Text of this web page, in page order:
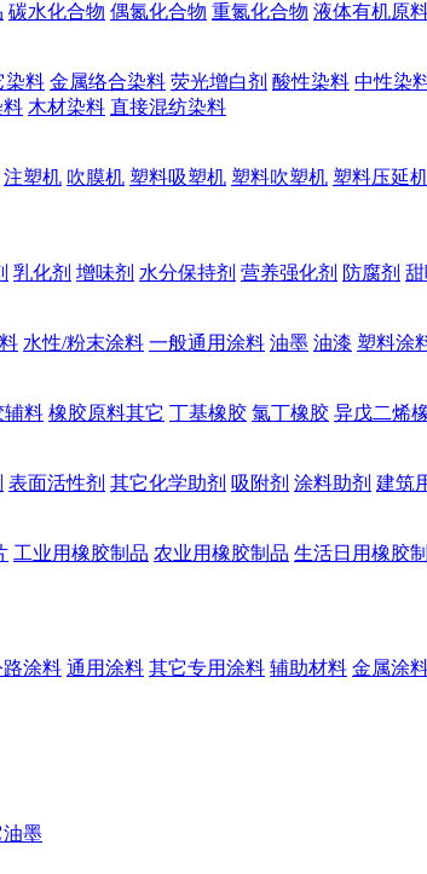
碳水化合物 偶氮化合物 重氮化合物 液体有机原
染料 金属络合染料 荧光增白剂 酸性染料 中性染
料 木材染料 直接混纺染料
注塑机 吹膜机 塑料吸塑机 塑料吹塑机 塑料压延
乳化剂 增味剂 水分保持剂 营养强化剂 防腐剂 甜
水性/粉末涂料 一般通用涂料 油墨 油漆 塑料涂
辅料 橡胶原料其它 丁基橡胶 氯丁橡胶 异戊二烯
表面活性剂 其它化学助剂 吸附剂 涂料助剂 建筑
工业用橡胶制品 农业用橡胶制品 生活日用橡胶
涂料 通用涂料 其它专用涂料 辅助材料 金属涂
墨